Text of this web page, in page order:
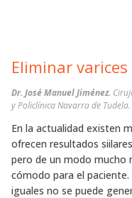
Eliminar
Dr. José Manuel Jiménez.
y Policlínica Navarra de
En la actualidad existen
ofrecen resultados
pero de un modo mucho
cómodo para el
iguales no se puede